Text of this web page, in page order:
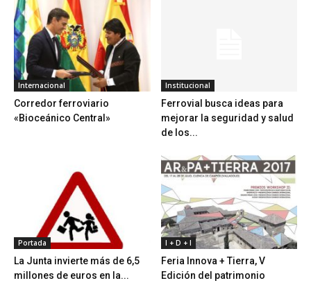
Internacional
Corredor ferroviario
«Bioceánico Central»
Institucional
Ferrovial busca ideas para
mejorar la seguridad y salud
de los...
Portada
La Junta invierte más de 6,5
millones de euros en la...
I + D + I
Feria Innova + Tierra, V
Edición del patrimonio